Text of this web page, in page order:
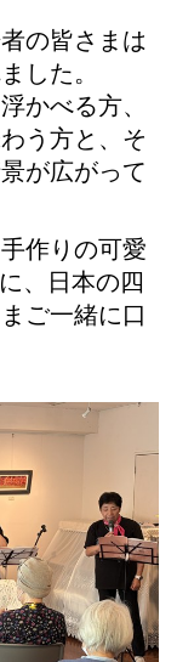
の皆さまは
した。
かべる方、
う方と、そ
が広がって
作りの可愛
、日本の四
ご一緒に口